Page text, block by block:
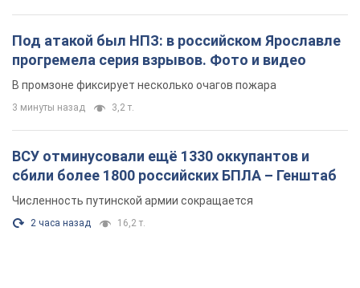
Под атакой был НПЗ: в российском Ярославле
прогремела серия взрывов. Фото и видео
В промзоне фиксирует несколько очагов пожара
3 минуты назад 3,2 т.
ВСУ отминусовали ещё 1330 оккупантов и
сбили более 1800 российских БПЛА – Генштаб
Численность путинской армии сокращается
2 часа назад 16,2 т.